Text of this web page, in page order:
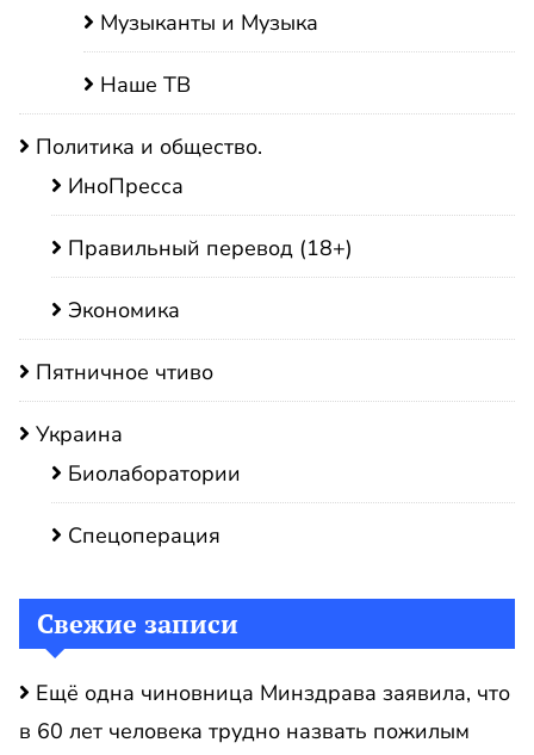
Музыканты и Музыка
Наше ТВ
Политика и общество.
ИноПресса
Правильный перевод (18+)
Экономика
Пятничное чтиво
Украина
Биолаборатории
Спецоперация
Свежие записи
Ещё одна чиновница Минздрава заявила, что
в 60 лет человека трудно назвать пожилым